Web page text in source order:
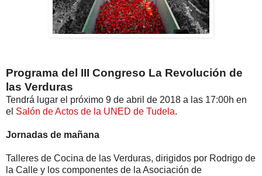
Programa del III Congreso La Revolución de
las Verduras
Tendrá lugar el próximo 9 de abril de 2018 a las 17:00h en
el Salón de Actos de la UNED de Tudela.
Jornadas de mañana
Talleres de Cocina de las Verduras, dirigidos por Rodrigo de
la Calle y los componentes de la Asociación de